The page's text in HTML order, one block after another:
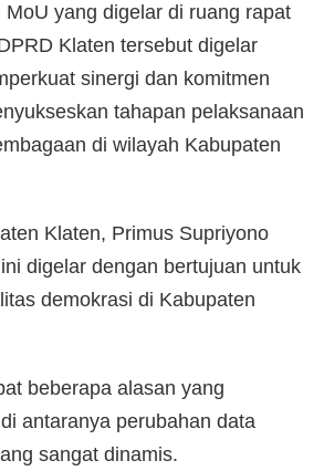
yang digelar di ruang rapat
Klaten tersebut digelar
sinergi dan komitmen
tahapan pelaksanaan
di wilayah Kabupaten
Klaten, Primus Supriyono
digelar dengan bertujuan untuk
demokrasi di Kabupaten
beberapa alasan yang
antaranya perubahan data
sangat dinamis.